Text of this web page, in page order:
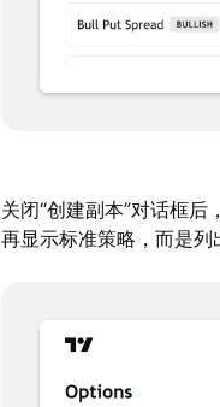
关闭“创建副本”对话框
再显示标准策略，而是